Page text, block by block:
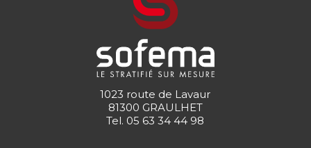
1023 route de Lavaur
81300 GRAULHET
Tel. 05 63 34 44 98